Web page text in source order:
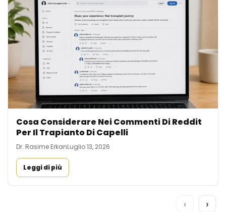
Cosa Considerare Nei Commenti Di Reddit
Per Il Trapianto Di Capelli
Dr. Rasime ErkanLuglio 13, 2026
Leggi di più
‹ ›